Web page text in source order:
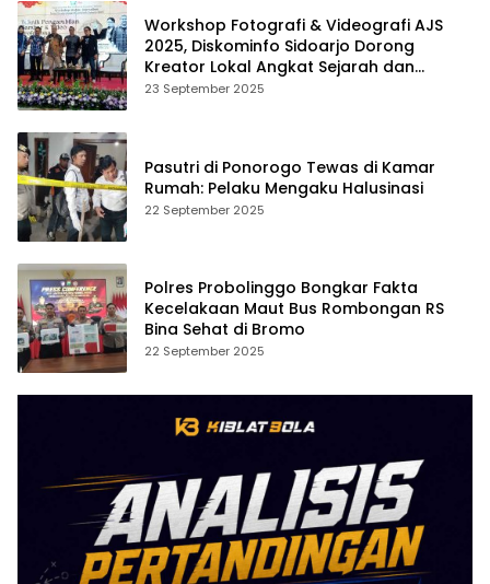
Workshop Fotografi & Videografi AJS
2025, Diskominfo Sidoarjo Dorong
Kreator Lokal Angkat Sejarah dan
Budaya
23 September 2025
Pasutri di Ponorogo Tewas di Kamar
Rumah: Pelaku Mengaku Halusinasi
22 September 2025
Polres Probolinggo Bongkar Fakta
Kecelakaan Maut Bus Rombongan RS
Bina Sehat di Bromo
22 September 2025